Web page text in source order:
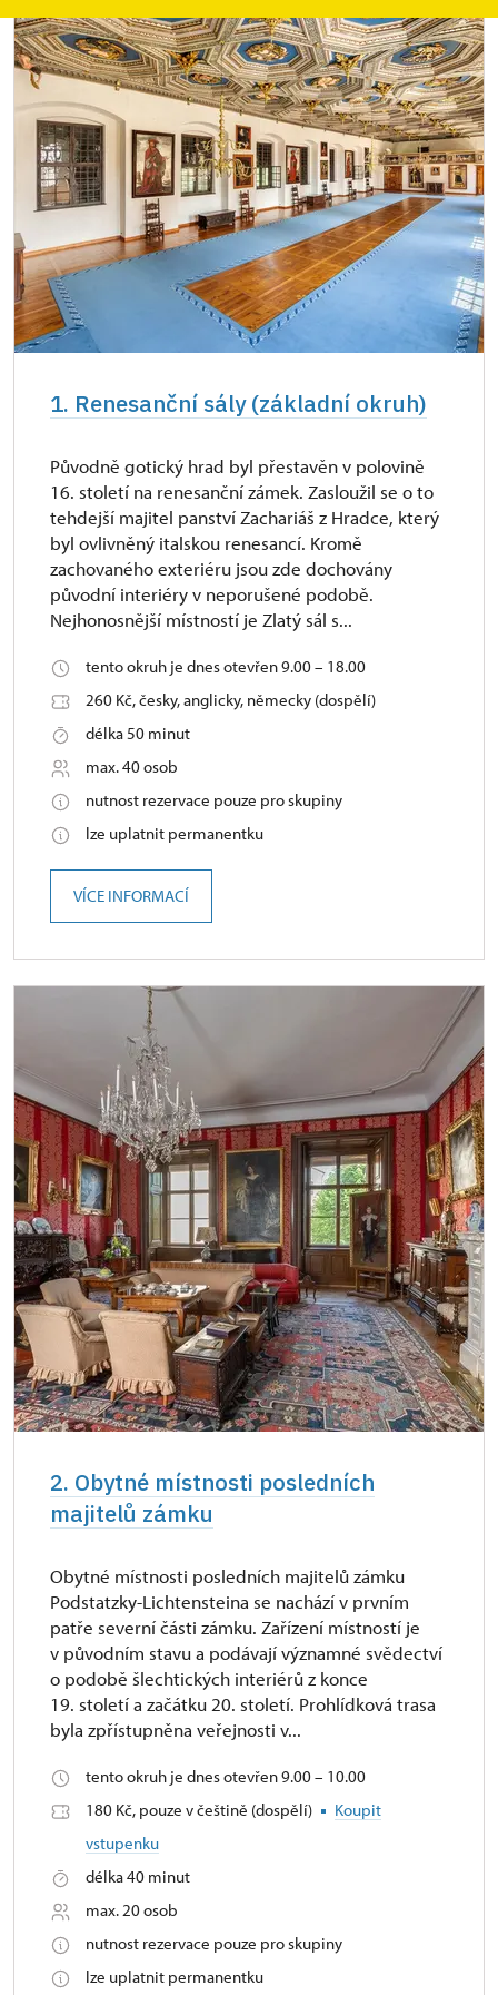
1. Renesanční sály (základní okruh)
Původně gotický hrad byl přestavěn v polovině
16. století na renesanční zámek. Zasloužil se o to
tehdejší majitel panství Zachariáš z Hradce, který
byl ovlivněný italskou renesancí. Kromě
zachovaného exteriéru jsou zde dochovány
původní interiéry v neporušené podobě.
Nejhonosnější místností je Zlatý sál s...
tento okruh je dnes otevřen 9.00 – 18.00
260 Kč, česky, anglicky, německy (dospělí)
délka 50 minut
max. 40 osob
nutnost rezervace pouze pro skupiny
lze uplatnit permanentku
VÍCE INFORMACÍ
2. Obytné místnosti posledních
majitelů zámku
Obytné místnosti posledních majitelů zámku
Podstatzky-Lichtensteina se nachází v prvním
patře severní části zámku. Zařízení místností je
v původním stavu a podávají významné svědectví
o podobě šlechtických interiérů z konce
19. století a začátku 20. století. Prohlídková trasa
byla zpřístupněna veřejnosti v...
tento okruh je dnes otevřen 9.00 – 10.00
180 Kč, pouze v češtině (dospělí)
Koupit
vstupenku
délka 40 minut
max. 20 osob
nutnost rezervace pouze pro skupiny
lze uplatnit permanentku